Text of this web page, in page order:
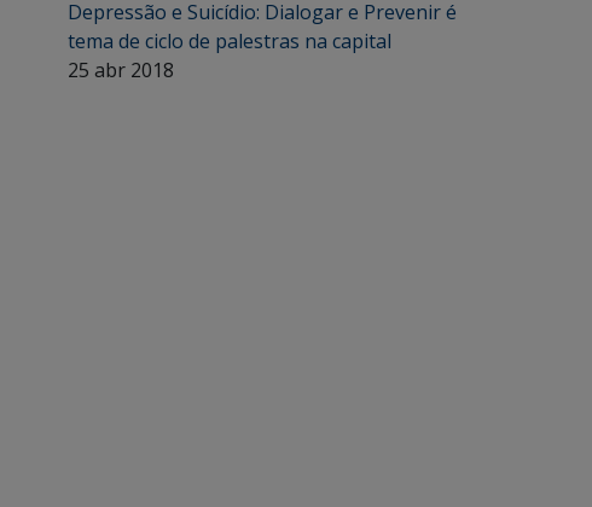
Depressão e Suicídio: Dialogar e Prevenir é
tema de ciclo de palestras na capital
25 abr 2018